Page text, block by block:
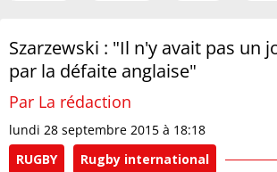
Szarzewski : "Il n'y avait pas un
par la défaite anglaise"
Par La rédaction
lundi 28 septembre 2015 à 18:18
RUGBY
Rugby international